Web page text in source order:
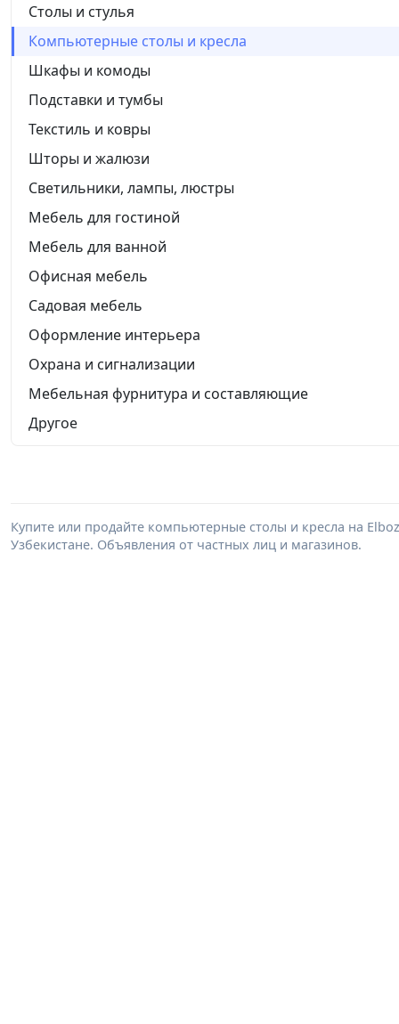
Столы и стулья
Компьютерные столы и кресла
Шкафы и комоды
Подставки и тумбы
Текстиль и ковры
Шторы и жалюзи
Светильники, лампы, люстры
Мебель для гостиной
Мебель для ванной
Офисная мебель
Садовая мебель
Оформление интерьера
Охрана и сигнализации
Мебельная фурнитура и составляющие
Другое
Купите или продайте компьютерные столы и кресла на
Узбекистане. Объявления от частных лиц и магазинов.